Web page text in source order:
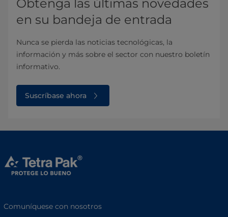
Obtenga las últimas novedades
en su bandeja de entrada
Nunca se pierda las noticias tecnológicas, la
información y más sobre el sector con nuestro boletín
informativo.
Suscríbase ahora
Comuníquese con nosotros